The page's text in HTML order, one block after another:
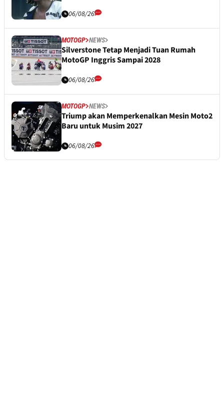
06/08/26
MOTOGP NEWS
Silverstone Tetap Menjadi Tuan Rumah
MotoGP Inggris Sampai 2028
06/08/26
MOTOGP NEWS
Triump akan Memperkenalkan Mesin Moto2
Baru untuk Musim 2027
06/08/26